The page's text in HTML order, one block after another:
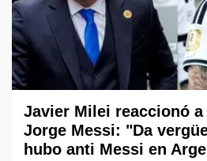
Javier Milei reaccionó
Jorge Messi: "Da
hubo anti Messi en